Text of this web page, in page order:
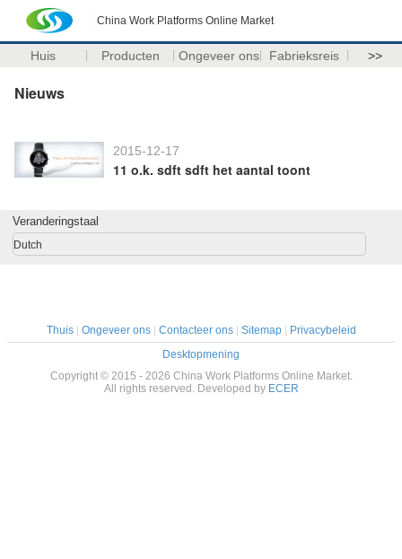
China Work Platforms Online Market
Huis Producten Ongeveer ons Fabrieksreis >>
Nieuws
2015-12-17
11 o.k. sdft sdft het aantal toont
Veranderingstaal
Dutch
Thuis| Ongeveer ons| Contacteer ons| Sitemap|
Privacybeleid
Desktopmening
Copyright © 2015 - 2026 China Work Platforms Online Market.
All rights reserved. Developed by ECER